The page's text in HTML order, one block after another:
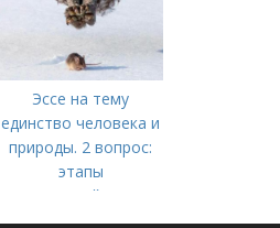
Эссе на тему
единство человека и
природы. 2 вопрос:
этапы
взаимодействия
природного и